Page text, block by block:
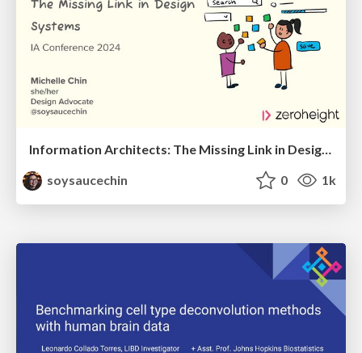
Information Architects: The Missing Link in Design Systems
soysaucechin
0 1k